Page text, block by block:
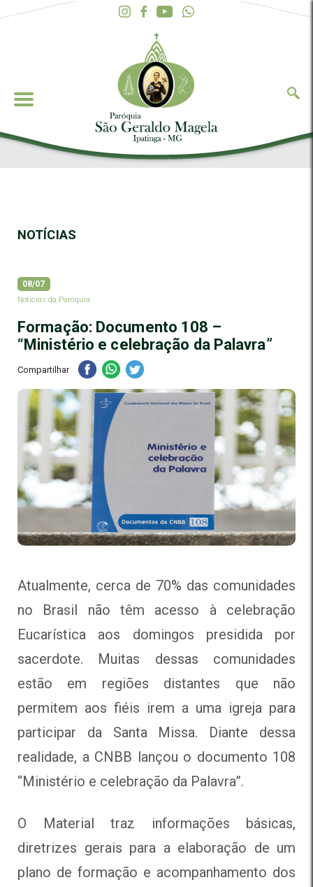
NOTÍCIAS
08/07
Notícias da Paróquia
Formação: Documento 108 –
“Ministério e celebração da Palavra”
Compartilhar
Atualmente, cerca de 70% das comunidades
no Brasil não têm acesso à celebração
Eucarística aos domingos presidida por
sacerdote. Muitas dessas comunidades
estão em regiões distantes que não
permitem aos fiéis irem a uma igreja para
participar da Santa Missa. Diante dessa
realidade, a CNBB lançou o documento 108
“Ministério e celebração da Palavra”.
O Material traz informações básicas,
diretrizes gerais para a elaboração de um
plano de formação e acompanhamento dos